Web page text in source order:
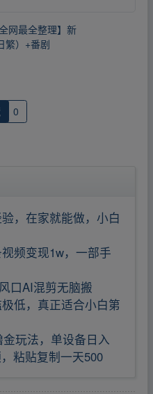
网最全整理】新
繁）+番剧
0
，在家就能做，小白
频变现1w，一部手
口AI混剪无脑搬
低，真正适合小白第
玩法，单设备日入
粘贴复制一天500